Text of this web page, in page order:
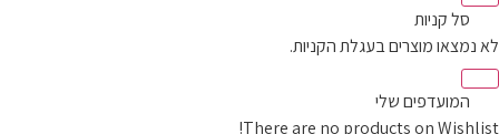
סל קניות‬
מוצרים בעגלת הקניות.
המועדפים שלי
There are no products on